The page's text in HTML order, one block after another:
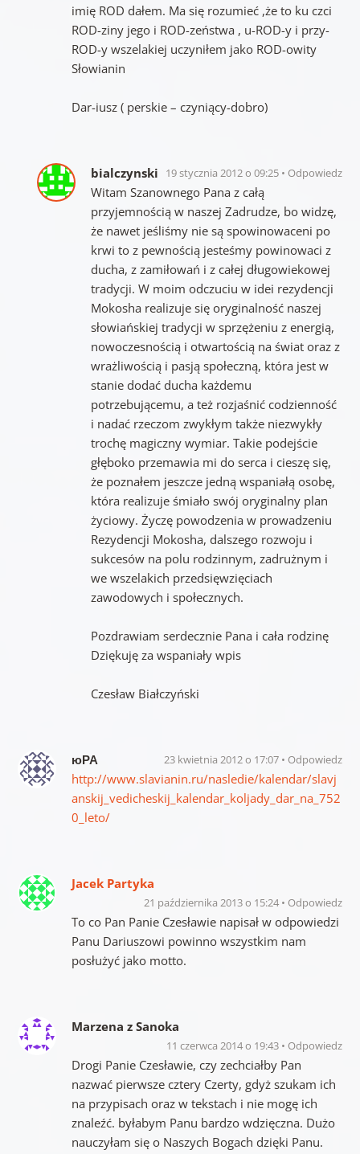
imię ROD dałem. Ma się rozumieć ,że to ku czci
ROD-ziny jego i ROD-zeństwa , u-ROD-y i przy-
ROD-y wszelakiej uczyniłem jako ROD-owity
Słowianin
Dar-iusz ( perskie – czyniący-dobro)
bialczynski 19 stycznia 2012 o 09:25 Odpowiedz
Witam Szanownego Pana z całą
przyjemnością w naszej Zadrudze, bo widzę,
że nawet jeśliśmy nie są spowinowaceni po
krwi to z pewnością jesteśmy powinowaci z
ducha, z zamiłowań i z całej długowiekowej
tradycji. W moim odczuciu w idei rezydencji
Mokosha realizuje się oryginalność naszej
słowiańskiej tradycji w sprzężeniu z energią,
nowoczesnością i otwartością na świat oraz z
wrażliwością i pasją społeczną, która jest w
stanie dodać ducha każdemu
potrzebującemu, a też rozjaśnić codzienność
i nadać rzeczom zwykłym także niezwykły
trochę magiczny wymiar. Takie podejście
głęboko przemawia mi do serca i cieszę się,
że poznałem jeszcze jedną wspaniałą osobę,
która realizuje śmiało swój oryginalny plan
życiowy. Życzę powodzenia w prowadzeniu
Rezydencji Mokosha, dalszego rozwoju i
sukcesów na polu rodzinnym, zadrużnym i
we wszelakich przedsięwzięciach
zawodowych i społecznych.
Pozdrawiam serdecznie Pana i cała rodzinę
Dziękuję za wspaniały wpis
Czesław Białczyński
юРА 23 kwietnia 2012 o 17:07 Odpowiedz
http://www.slavianin.ru/nasledie/kalendar/slavj
anskij_vedicheskij_kalendar_koljady_dar_na_752
0_leto/
Jacek Partyka
21 października 2013 o 15:24 Odpowiedz
To co Pan Panie Czesławie napisał w odpowiedzi
Panu Dariuszowi powinno wszystkim nam
posłużyć jako motto.
Marzena z Sanoka
11 czerwca 2014 o 19:43 Odpowiedz
Drogi Panie Czesławie, czy zechciałby Pan
nazwać pierwsze cztery Czerty, gdyż szukam ich
na przypisach oraz w tekstach i nie mogę ich
znaleźć. byłabym Panu bardzo wdzięczna. Dużo
nauczyłam się o Naszych Bogach dzięki Panu.